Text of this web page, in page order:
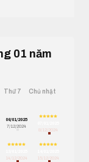
01 năm
Thứ 7 Chủ nhật
06/01/2025
7/12/2024
8/12/2024
14/12/2024
15/12/2024